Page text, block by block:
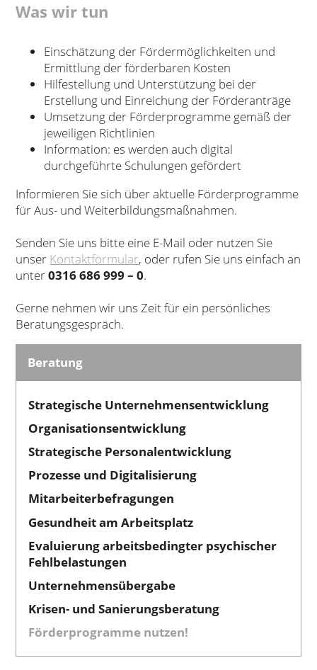
Was wir tun
Einschätzung der Fördermöglichkeiten und
Ermittlung der förderbaren Kosten
Hilfestellung und Unterstützung bei der
Erstellung und Einreichung der Förderanträge
Umsetzung der Förderprogramme gemäß der
jeweiligen Richtlinien
Information: es werden auch digital
durchgeführte Schulungen gefördert
Informieren Sie sich über aktuelle Förderprogramme
für Aus- und Weiterbildungsmaßnahmen.
Senden Sie uns bitte eine E-Mail oder nutzen Sie
unser Kontaktformular, oder rufen Sie uns einfach an
unter0316 686 999 – 0.
Gerne nehmen wir uns Zeit für ein persönliches
Beratungsgespräch.
Beratung
Strategische Unternehmensentwicklung
Organisationsentwicklung
Strategische Personalentwicklung
Prozesse und Digitalisierung
Mitarbeiterbefragungen
Gesundheit am Arbeitsplatz
Evaluierung arbeitsbedingter psychischer
Fehlbelastungen
Unternehmensübergabe
Krisen- und Sanierungsberatung
Förderprogramme nutzen!